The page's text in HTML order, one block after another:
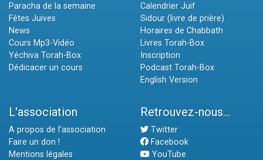
Paracha de la semaine
Fêtes Juives
News
Cours Mp3-Vidéo
Yéchiva Torah-Box
Dédicacer un cours
Calendrier Juif
Sidour (livre de prière)
Horaires de Chabbath
Livres Torah-Box
Inscription
Podcast Torah-Box
English Version
L'association
A propos de l'association
Faire un don !
Mentions légales
Retrouvez-nous...
Twitter
Facebook
YouTube